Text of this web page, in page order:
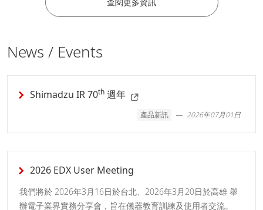
News / Events
Shimadzu IR 70th 週年
產品新訊 2026年07月01日
2026 EDX User Meeting
我們將於 2026年3月16日於台北、2026年3月20日於高雄 舉
辦電子業界實務分享會，旨在儀器教育訓練及使用者交流。